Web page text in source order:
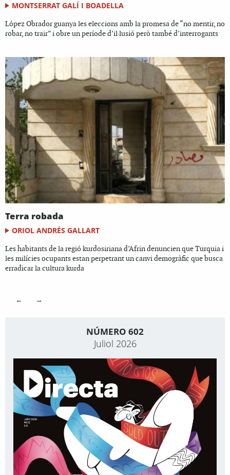
MONTSERRAT GALÍ I BOADELLA
López Obrador guanya les eleccions amb la promesa de “no mentir, no
robar, no trair” i obre un període d’il·lusió però també d’interrogants
Terra robada
ORIOL ANDRÉS GALLART
Les habitants de la regió kurdosiriana d’Afrin denuncien que Turquia i
les milícies ocupants estan perpetrant un canvi demogràfic que busca
erradicar la cultura kurda
← →
NÚMERO 602
Juliol 2026